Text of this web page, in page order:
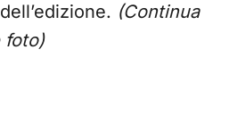
(Continua
foto)